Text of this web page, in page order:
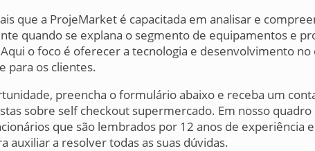
que a ProjeMarket é capacitada em analisar e
quando se explana o segmento de equipamentos e
o foco é oferecer a tecnologia e desenvolvimento no
para os clientes.
preencha o formulário abaixo e receba um
sobre self checkout supermercado. Em nosso quadro
que são lembrados por 12 anos de experiência e
auxiliar a resolver todas as suas dúvidas.